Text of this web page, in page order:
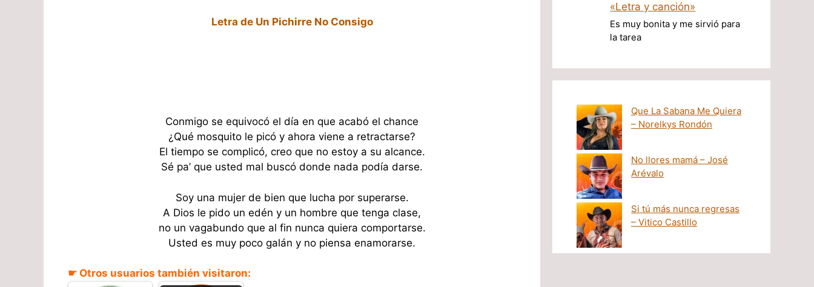
Letra de Un Pichirre No Consigo
Conmigo se equivocó el día en que acabó el chance
¿Qué mosquito le picó y ahora viene a retractarse?
El tiempo se complicó, creo que no estoy a su alcance.
Sé pa’ que usted mal buscó donde nada podía darse.
Soy una mujer de bien que lucha por superarse.
A Dios le pido un edén y un hombre que tenga clase,
no un vagabundo que al fin nunca quiera comportarse.
Usted es muy poco galán y no piensa enamorarse.
☛ Otros usuarios también visitaron:
«Letra y canción»
Es muy bonita y me sirvió para
la tarea
Que La Sabana Me Quiera
– Norelkys Rondón
No llores mamá – José
Arévalo
Si tú más nunca regresas
– Vitico Castillo